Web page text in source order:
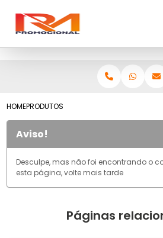
HOMEPRODUTOS
Aviso!
Desculpe, mas não foi encontrando o
esta página, volte mais tarde
Páginas